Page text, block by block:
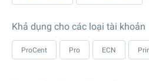
Khả dụng cho các loại tài khoản
ProCent Pro ECN